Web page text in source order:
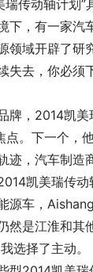
传动轴计划”
下，有一家
领域开辟了
失去，你必
，2014凯美
。下一个
，汽车制
凯美瑞传
源车，
然是江淮和
选择了主动。